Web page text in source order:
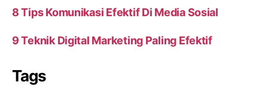
8 Tips Komunikasi Efektif Di Media Sosial
9 Teknik Digital Marketing Paling Efektif
Tags